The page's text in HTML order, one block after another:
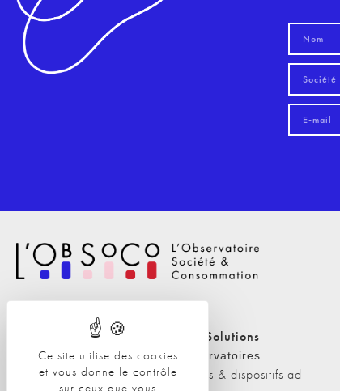
Ce site utilise des cookies
et vous donne le contrôle
sur ceux que vous
Nos Solutions
A propos
L'équipe
Nos Solutions
Observatoires
Etudes & dispositifs ad-